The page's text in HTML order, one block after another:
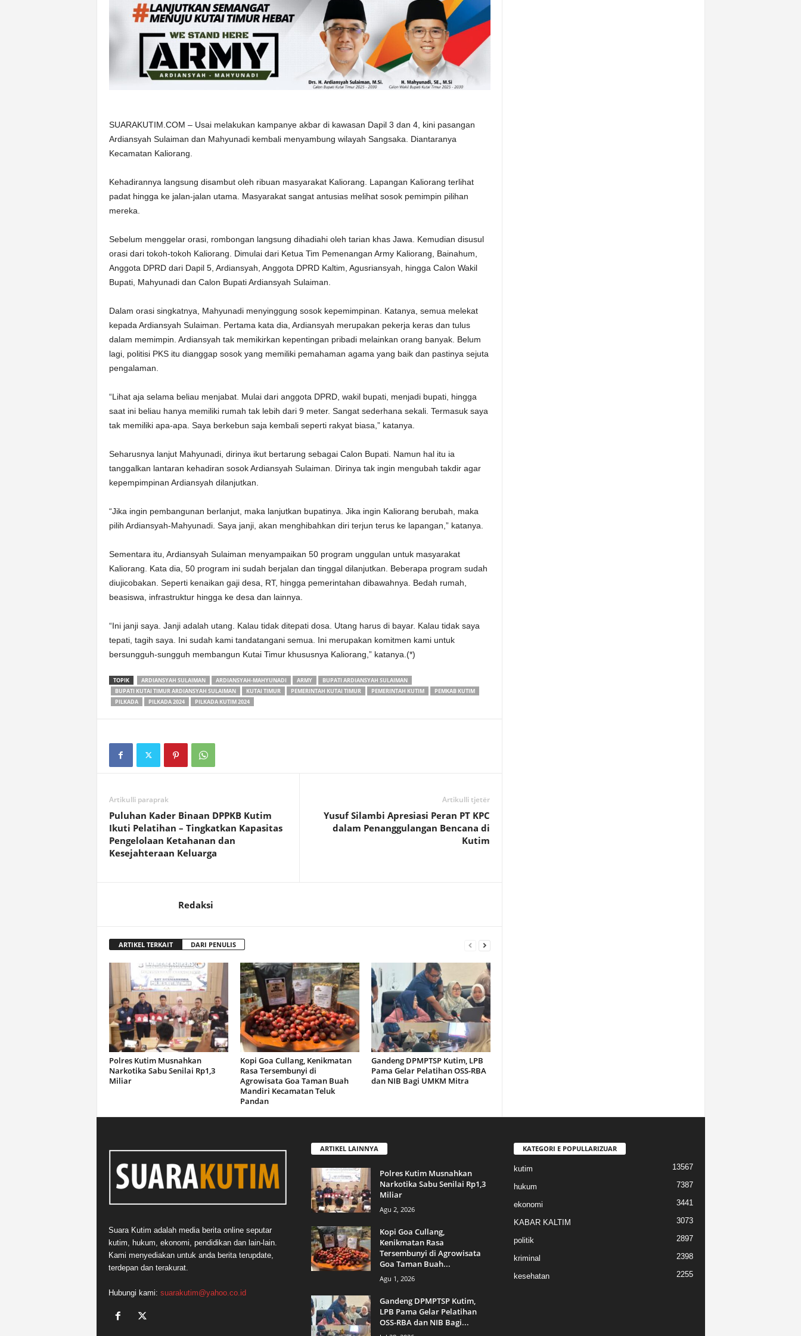
SUARAKUTIM.COM – Usai melakukan kampanye akbar di kawasan Dapil 3 dan 4, kini pasangan
Ardiansyah Sulaiman dan Mahyunadi kembali menyambung wilayah Sangsaka. Diantaranya
Kecamatan Kaliorang.
Kehadirannya langsung disambut oleh ribuan masyarakat Kaliorang. Lapangan Kaliorang terlihat
padat hingga ke jalan-jalan utama. Masyarakat sangat antusias melihat sosok pemimpin pilihan
mereka.
Sebelum menggelar orasi, rombongan langsung dihadiahi oleh tarian khas Jawa. Kemudian disusul
orasi dari tokoh-tokoh Kaliorang. Dimulai dari Ketua Tim Pemenangan Army Kaliorang, Bainahum,
Anggota DPRD dari Dapil 5, Ardiansyah, Anggota DPRD Kaltim, Agusriansyah, hingga Calon Wakil
Bupati, Mahyunadi dan Calon Bupati Ardiansyah Sulaiman.
Dalam orasi singkatnya, Mahyunadi menyinggung sosok kepemimpinan. Katanya, semua melekat
kepada Ardiansyah Sulaiman. Pertama kata dia, Ardiansyah merupakan pekerja keras dan tulus
dalam memimpin. Ardiansyah tak memikirkan kepentingan pribadi melainkan orang banyak. Belum
lagi, politisi PKS itu dianggap sosok yang memiliki pemahaman agama yang baik dan pastinya sejuta
pengalaman.
“Lihat aja selama beliau menjabat. Mulai dari anggota DPRD, wakil bupati, menjadi bupati, hingga
saat ini beliau hanya memiliki rumah tak lebih dari 9 meter. Sangat sederhana sekali. Termasuk saya
tak memiliki apa-apa. Saya berkebun saja kembali seperti rakyat biasa,” katanya.
Seharusnya lanjut Mahyunadi, dirinya ikut bertarung sebagai Calon Bupati. Namun hal itu ia
tanggalkan lantaran kehadiran sosok Ardiansyah Sulaiman. Dirinya tak ingin mengubah takdir agar
kepempimpinan Ardiansyah dilanjutkan.
“Jika ingin pembangunan berlanjut, maka lanjutkan bupatinya. Jika ingin Kaliorang berubah, maka
pilih Ardiansyah-Mahyunadi. Saya janji, akan menghibahkan diri terjun terus ke lapangan,” katanya.
Sementara itu, Ardiansyah Sulaiman menyampaikan 50 program unggulan untuk masyarakat
Kaliorang. Kata dia, 50 program ini sudah berjalan dan tinggal dilanjutkan. Beberapa program sudah
diujicobakan. Seperti kenaikan gaji desa, RT, hingga pemerintahan dibawahnya. Bedah rumah,
beasiswa, infrastruktur hingga ke desa dan lainnya.
“Ini janji saya. Janji adalah utang. Kalau tidak ditepati dosa. Utang harus di bayar. Kalau tidak saya
tepati, tagih saya. Ini sudah kami tandatangani semua. Ini merupakan komitmen kami untuk
bersungguh-sungguh membangun Kutai Timur khususnya Kaliorang,” katanya.(*)
TOPIK ARDIANSYAH SULAIMAN ARDIANSYAH-MAHYUNADI ARMY
BUPATI ARDIANSYAH SULAIMAN
BUPATI KUTAI TIMUR ARDIANSYAH SULAIMAN
KUTAI TIMUR PEMERINTAH KUTAI TIMUR PEMERINTAH KUTIM
PEMKAB KUTIM
PILKADA
PILKADA 2024 PILKADA KUTIM 2024
Artikulli paraprak
Puluhan Kader Binaan DPPKB Kutim
Ikuti Pelatihan – Tingkatkan Kapasitas
Pengelolaan Ketahanan dan
Kesejahteraan Keluarga
Artikulli tjetër
Yusuf Silambi Apresiasi Peran PT KPC
dalam Penanggulangan Bencana di
Kutim
Redaksi
ARTIKEL TERKAIT DARI PENULIS
Polres Kutim Musnahkan
Narkotika Sabu Senilai Rp1,3
Miliar
Kopi Goa Cullang, Kenikmatan
Rasa Tersembunyi di
Agrowisata Goa Taman Buah
Mandiri Kecamatan Teluk
Pandan
Gandeng DPMPTSP Kutim, LPB
Pama Gelar Pelatihan OSS-RBA
dan NIB Bagi UMKM Mitra
Suara Kutim adalah media berita online seputar
kutim, hukum, ekonomi, pendidikan dan lain-lain.
Kami menyediakan untuk anda berita terupdate,
terdepan dan terakurat.
Hubungi kami: suarakutim@yahoo.co.id
ARTIKEL LAINNYA
Polres Kutim Musnahkan
Narkotika Sabu Senilai Rp1,3
Miliar
Agu 2, 2026
Kopi Goa Cullang,
Kenikmatan Rasa
Tersembunyi di Agrowisata
Goa Taman Buah...
Agu 1, 2026
Gandeng DPMPTSP Kutim,
LPB Pama Gelar Pelatihan
OSS-RBA dan NIB Bagi...
KATEGORI E POPULLARIZUAR
kutim 13567
hukum 7387
ekonomi 3441
KABAR KALTIM 3073
politik 2897
kriminal 2398
kesehatan 2255